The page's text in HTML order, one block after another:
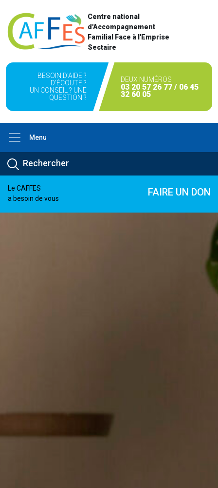
Centre national
d'Accompagnement
Familial Face à l'Emprise
Sectaire
BESOIN D'AIDE ?
D'ÉCOUTE ?
UN CONSEIL ? UNE
QUESTION ?
DEUX NUMÉROS
03 20 57 26 77 / 06 45
32 60 05
Menu
Le CAFFES
a besoin de vous
FAIRE UN DON